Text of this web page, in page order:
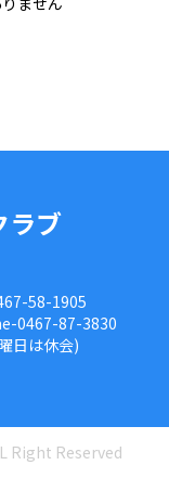
ラブ
58-1905
0467-87-3830
日は休会)
Right Reserved